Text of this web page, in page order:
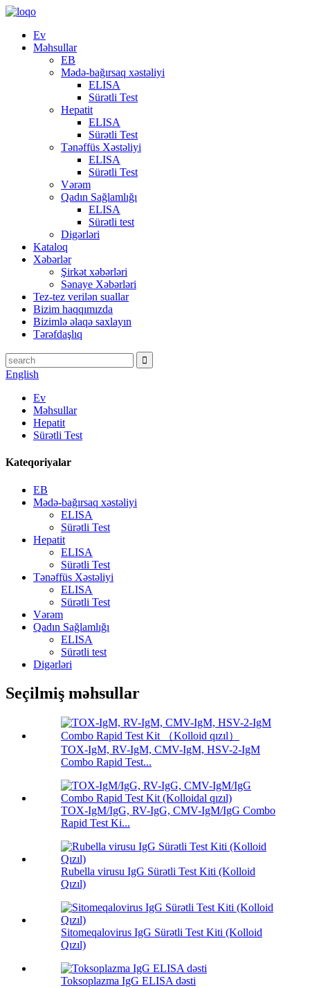
Ev
Məhsullar
EB
Mədə-bağırsaq xəstəliyi
ELISA
Sürətli Test
Hepatit
ELISA
Sürətli Test
Tənəffüs Xəstəliyi
ELISA
Sürətli Test
Vərəm
Qadın Sağlamlığı
ELISA
Sürətli test
Digərləri
Kataloq
Xəbərlər
Şirkət xəbərləri
Sənaye Xəbərləri
Tez-tez verilən suallar
Bizim haqqımızda
Bizimlə əlaqə saxlayın
Tərəfdaşlıq
English
Ev
Məhsullar
Hepatit
Sürətli Test
Kateqoriyalar
EB
Mədə-bağırsaq xəstəliyi
ELISA
Sürətli Test
Hepatit
ELISA
Sürətli Test
Tənəffüs Xəstəliyi
ELISA
Sürətli Test
Vərəm
Qadın Sağlamlığı
ELISA
Sürətli test
Digərləri
Seçilmiş məhsullar
TOX-IgM, RV-IgM, CMV-IgM, HSV-2-IgM
Combo Rapid Test...
TOX-IgM/IgG, RV-IgG, CMV-IgM/IgG Combo
Rapid Test Ki...
Rubella virusu IgG Sürətli Test Kiti (Kolloid
Qızıl)
Sitomeqalovirus IgG Sürətli Test Kiti (Kolloid
Qızıl)
Toksoplazma IgG ELISA dəsti